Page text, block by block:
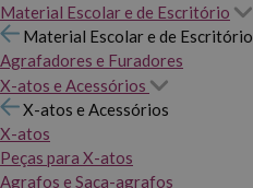
Material Escolar e de Escritório
Material Escolar e de Escritório
Agrafadores e Furadores
X-atos e Acessórios
X-atos e Acessórios
X-atos
Peças para X-atos
Agrafos e Saca-agrafos